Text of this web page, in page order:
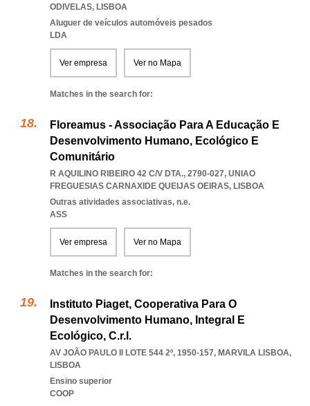
ODIVELAS, LISBOA
Aluguer de veículos automóveis pesados
LDA
Ver empresa Ver no Mapa
Matches in the search for:
Floreamus - Associação Para A Educação E
Desenvolvimento Humano, Ecológico E
Comunitário
R AQUILINO RIBEIRO 42 C/V DTA., 2790-027, UNIAO
FREGUESIAS CARNAXIDE QUEIJAS OEIRAS, LISBOA
Outras atividades associativas, n.e.
ASS
Ver empresa Ver no Mapa
Matches in the search for:
Instituto Piaget, Cooperativa Para O
Desenvolvimento Humano, Integral E
Ecológico, C.r.l.
AV JOÃO PAULO II LOTE 544 2º, 1950-157, MARVILA LISBOA,
LISBOA
Ensino superior
COOP